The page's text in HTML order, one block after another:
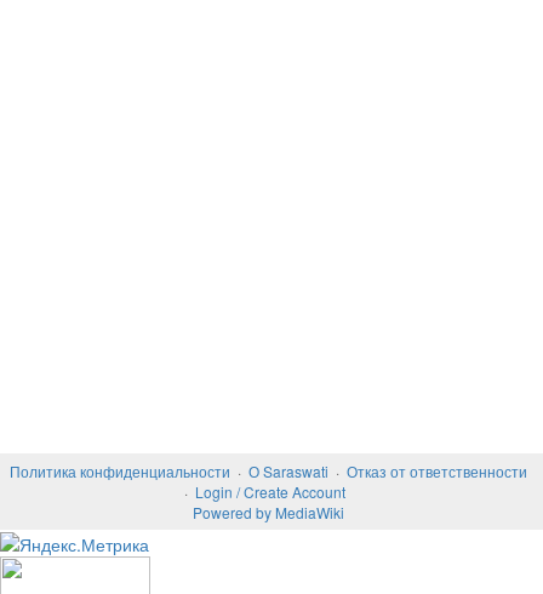
Политика конфиденциальности О Saraswati
Отказ от ответственности
Login / Create Account
Powered by MediaWiki